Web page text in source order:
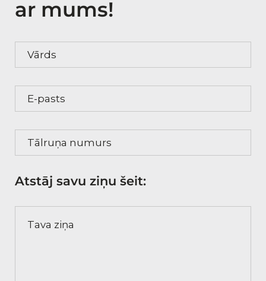
ar mums!
Atstāj savu ziņu šeit: